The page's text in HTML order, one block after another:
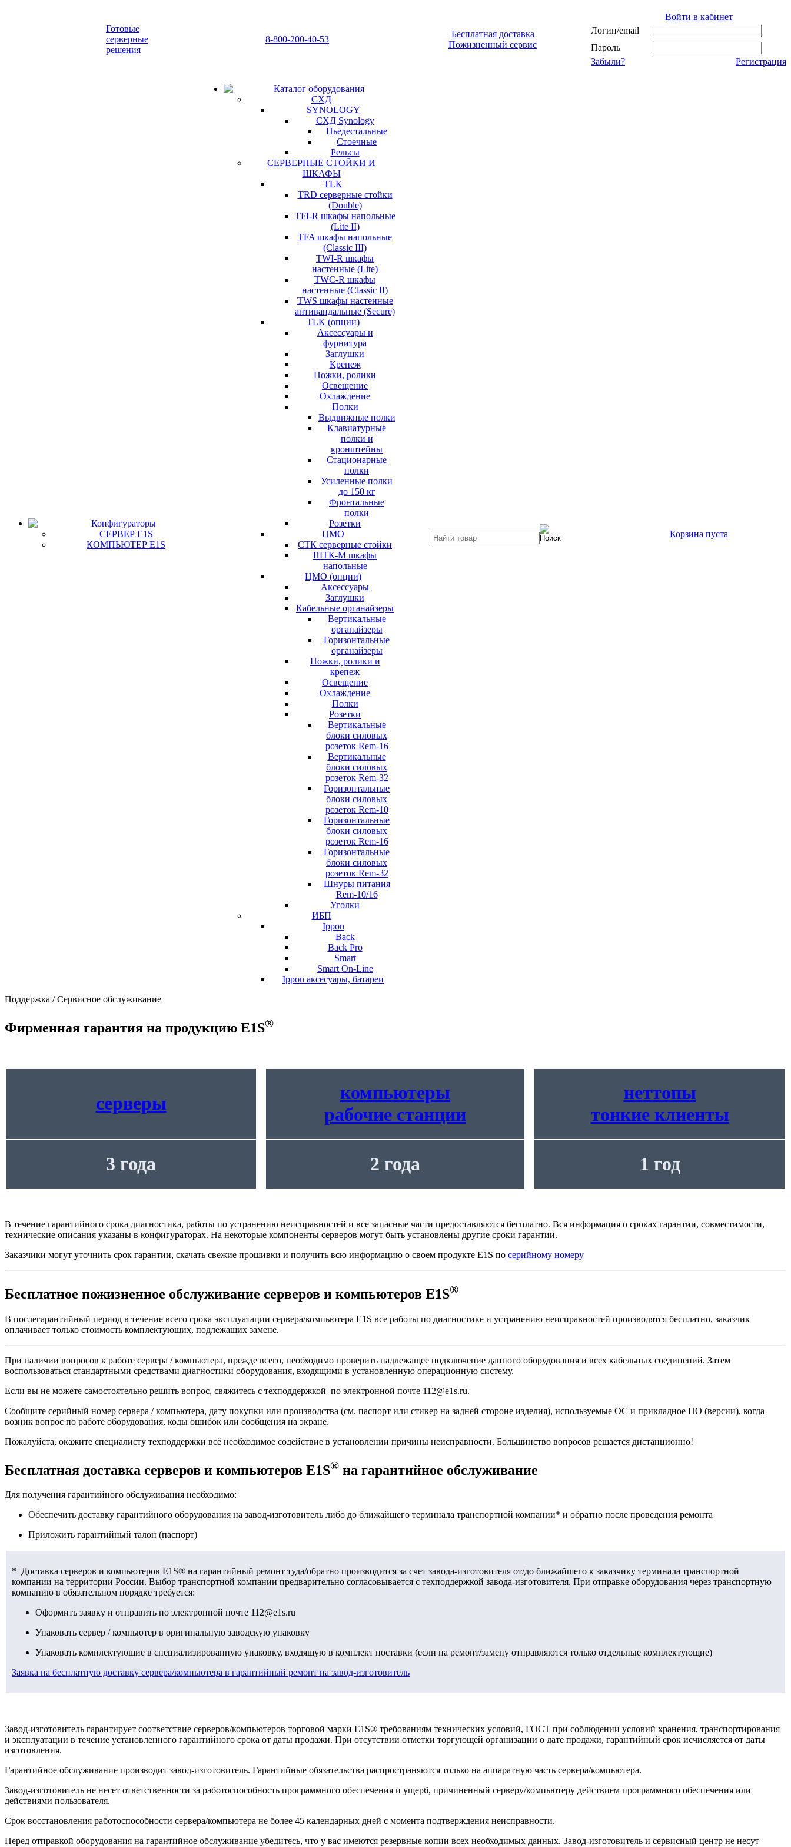
Готовые
серверные
решения
8-800-200-40-53
Бесплатная доставка
Пожизненный сервис
Войти в кабинет
Логин/email
Пароль
Забыли?
Регистрация
Конфигураторы
СЕРВЕР E1S
КОМПЬЮТЕР E1S
Каталог оборудования
СХД
SYNOLOGY
СХД Synology
Пьедестальные
Стоечные
Рельсы
СЕРВЕРНЫЕ СТОЙКИ И
ШКАФЫ
TLK
TRD серверные стойки
(Double)
TFI-R шкафы напольные
(Lite II)
TFA шкафы напольные
(Classic III)
TWI-R шкафы
настенные (Lite)
TWC-R шкафы
настенные (Classic II)
TWS шкафы настенные
антивандальные (Secure)
TLK (опции)
Аксессуары и
фурнитура
Заглушки
Крепеж
Ножки, ролики
Освещение
Охлаждение
Полки
Выдвижные полки
Клавиатурные
полки и
кронштейны
Стационарные
полки
Усиленные полки
до 150 кг
Фронтальные
полки
Розетки
ЦМО
СТК серверные стойки
ШТК-М шкафы
напольные
ЦМО (опции)
Аксессуары
Заглушки
Кабельные органайзеры
Вертикальные
органайзеры
Горизонтальные
органайзеры
Ножки, ролики и
крепеж
Освещение
Охлаждение
Полки
Розетки
Вертикальные
блоки силовых
розеток Rem-16
Вертикальные
блоки силовых
розеток Rem-32
Горизонтальные
блоки силовых
розеток Rem-10
Горизонтальные
блоки силовых
розеток Rem-16
Горизонтальные
блоки силовых
розеток Rem-32
Шнуры питания
Rem-10/16
Уголки
ИБП
Ippon
Back
Back Pro
Smart
Smart On-Line
Ippon аксесуары, батареи
Корзина пуста
Поддержка /Сервисное обслуживание
Фирменная гарантия на продукцию E1S®
серверы
компьютеры
рабочие станции
неттопы
тонкие клиенты
3 года 2 года 1 год
В течение гарантийного срока диагностика, работы по устранению неисправностей и все запасные части предоставляются бесплатно. Вся информация о сроках гарантии, совместимости,
технические описания указаны в конфигураторах. На некоторые компоненты серверов могут быть установлены другие сроки гарантии.
Заказчики могут уточнить срок гарантии, скачать свежие прошивки и получить всю информацию о своем продукте E1S по серийному номеру
Бесплатное пожизненное обслуживание серверов и компьютеров E1S®
В послегарантийный период в течение всего срока эксплуатации сервера/компьютера E1S все работы по диагностике и устранению неисправностей производятся бесплатно, заказчик
оплачивает только стоимость комплектующих, подлежащих замене.
При наличии вопросов к работе сервера / компьютера, прежде всего, необходимо проверить надлежащее подключение данного оборудования и всех кабельных соединений. Затем
воспользоваться стандартными средствами диагностики оборудования, входящими в установленную операционную систему.
Если вы не можете самостоятельно решить вопрос, свяжитесь с техподдержкой по электронной почте 112@e1s.ru.
Сообщите серийный номер сервера / компьютера, дату покупки или производства (см. паспорт или стикер на задней стороне изделия), используемые ОС и прикладное ПО (версии), когда
возник вопрос по работе оборудования, коды ошибок или сообщения на экране.
Пожалуйста, окажите специалисту техподдержки всё необходимое содействие в установлении причины неисправности. Большинство вопросов решается дистанционно!
Бесплатная доставка серверов и компьютеров E1S® на гарантийное обслуживание
Для получения гарантийного обслуживания необходимо:
Обеспечить доставку гарантийного оборудования на завод-изготовитель либо до ближайшего терминала транспортной компании* и обратно после проведения ремонта
Приложить гарантийный талон (паспорт)
* Доставка серверов и компьютеров E1S® на гарантийный ремонт туда/обратно производится за счет завода-изготовителя от/до ближайшего к заказчику терминала транспортной
компании на территории России. Выбор транспортной компании предварительно согласовывается с техподдержкой завода-изготовителя. При отправке оборудования через транспортную
компанию в обязательном порядке требуется:
Оформить заявку и отправить по электронной почте 112@e1s.ru
Упаковать сервер / компьютер в оригинальную заводскую упаковку
Упаковать комплектующие в специализированную упаковку, входящую в комплект поставки (если на ремонт/замену отправляются только отдельные комплектующие)
Заявка на бесплатную доставку сервера/компьютера в гарантийный ремонт на завод-изготовитель
Завод-изготовитель гарантирует соответствие серверов/компьютеров торговой марки E1S® требованиям технических условий, ГОСТ при соблюдении условий хранения, транспортирования
и эксплуатации в течение установленного гарантийного срока от даты продажи. При отсутствии отметки торгующей организации о дате продажи, гарантийный срок исчисляется от даты
изготовления.
Гарантийное обслуживание производит завод-изготовитель. Гарантийные обязательства распространяются только на аппаратную часть сервера/компьютера.
Завод-изготовитель не несет ответственности за работоспособность программного обеспечения и ущерб, причиненный серверу/компьютеру действием программного обеспечения или
действиями пользователя.
Срок восстановления работоспособности сервера/компьютера не более 45 календарных дней с момента подтверждения неисправности.
Перед отправкой оборудования на гарантийное обслуживание убедитесь, что у вас имеются резервные копии всех необходимых данных. Завод-изготовитель и сервисный центр не несут